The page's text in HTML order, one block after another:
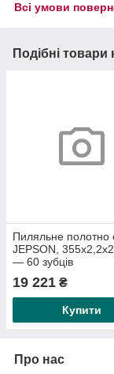
Всі умови
Подібні товари
Пиляльне полотно
JEPSON,
— 60 зубців
19 221 ₴
Купити
Про нас